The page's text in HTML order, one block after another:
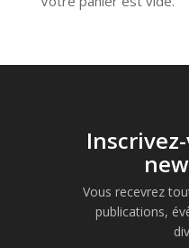
Vous recevrez
publications,